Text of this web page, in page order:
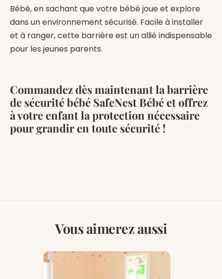
Bébé, en sachant que votre bébé joue et explore
dans un environnement sécurisé. Facile à installer
et à ranger, cette barrière est un allié indispensable
pour les jeunes parents.
Commandez dès maintenant la barrière
de sécurité bébé SafeNest Bébéet offrez
à votre enfant la protection nécessaire
pour grandir en toute sécurité !
Vous aimerez aussi